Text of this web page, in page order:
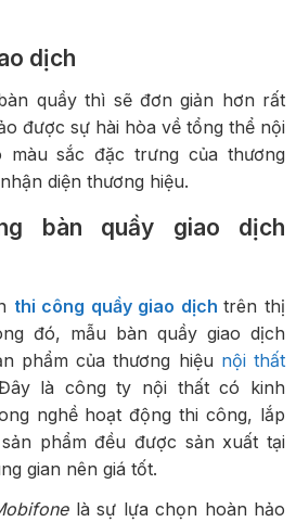
dịch
quầy thì sẽ đơn giản hơn rất
được sự hài hòa về tổng thể nội
sắc đặc trưng của thương
diện thương hiệu.
bàn quầy giao dịch
thi công quầy giao dịchtrên thị
đó, mẫu bàn quầy giao dịch
phẩm của thương hiệu nội thất
là công ty nội thất có kinh
nghề hoạt động thi công, lắp
phẩm đều được sản xuất tại
gian nên giá tốt.
là sự lựa chọn hoàn hảo